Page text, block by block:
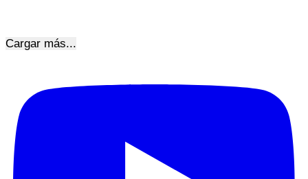
Cargar más...